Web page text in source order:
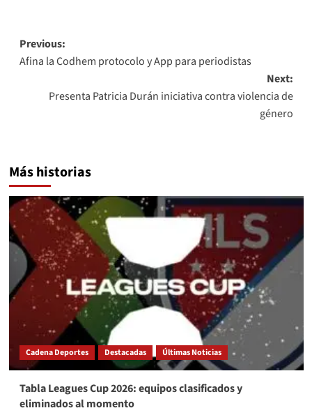
Post
navigation
Previous:
Afina la Codhem protocolo y App para periodistas
Next:
Presenta Patricia Durán iniciativa contra violencia de
género
Más historias
Cadena Deportes Destacadas Últimas Noticias
Tabla Leagues Cup 2026: equipos clasificados y
eliminados al momento